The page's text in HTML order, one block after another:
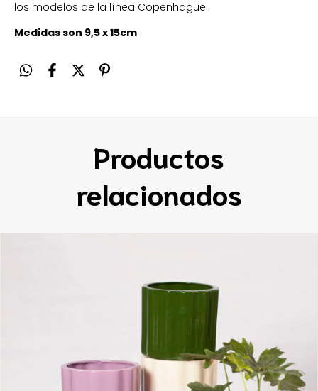
los modelos de la línea Copenhague.
Medidas son 9,5 x 15cm
Productos
relacionados